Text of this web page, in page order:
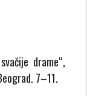
drame“,
7–11.